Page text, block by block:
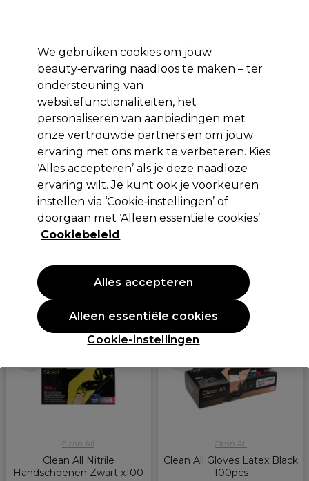
Aanmelden
Merken Deals Haar Elektra
Volgende dag geleverd*
Na verzending, maandag t/m vrijdag
Merken Clean All
Clean All
Sorteren op:Populariteit
PROMOTIE
Clean All
Clean All Nitrile
Handschoenen Zwart x100
PROMOTIE
Meer opties
Clean All
Clean All Gloves Latex Black
100pcs
We gebruiken cookies om jouw
beauty‑ervaring naadloos te maken – ter
ondersteuning van
websitefunctionaliteiten, het
personaliseren van aanbiedingen met
onze vertrouwde partners en om jouw
ervaring met ons merk te verbeteren. Kies
‘Alles accepteren’ als je deze naadloze
ervaring wilt. Je kunt ook je voorkeuren
instellen via ‘Cookie‑instellingen’ of
doorgaan met ‘Alleen essentiële cookies’.
Cookiebeleid
Cookie-instellingen
Alleen essentiële cookies
Alles accepteren